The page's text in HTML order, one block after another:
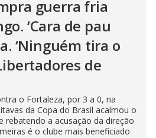
guerra fria
‘Cara de pau
‘Ninguém tira o
de
o Fortaleza, por 3 a 0, na
da Copa do Brasil acalmou o
rebatendo a acusação da direção
é o clube mais beneficiado